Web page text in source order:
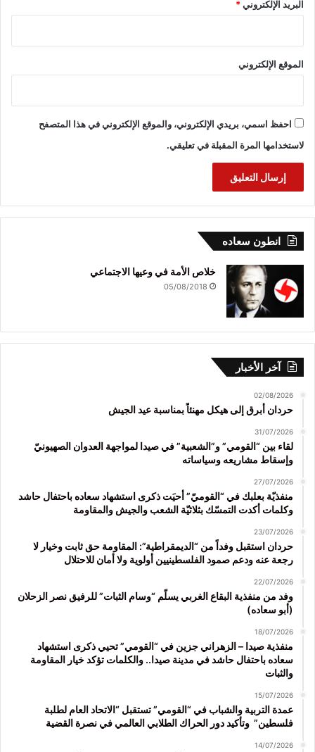
البريد الإلكتروني*
الموقع الإلكتروني
احفظ اسمي، بريدي الإلكتروني، والموقع الإلكتروني في هذا المتصفح
لاستخدامها المرة المقبلة في تعليقي.
انطون سعاده
خلاص الأمة في وعيها الاجتماعي
05/08/2018
آخر الأخبار
02/08/2026
حردان أبرق إلى هيكل مهنئاً بمناسبة عيد الجيش
31/07/2026
لقاء بين “القومي” و”الشعبية” في صيدا لمواجهة العدوان الصهيونيّ
وإسقاط مشاريعه وسياساته
27/07/2026
منفذيّة بعلبك في “القوميّ” أحيَت ذكرى استشهاد سعاده باحتفال حاشد
وكلمات أكدت التمسّك بثلاثيّة الشعب والجيش والمقاومة
23/07/2026
حردان استقبل وفداً من “الديمقراطية”: المقاومة حق ثابت وخيار لا
رجعة عنه ودعم صمود الفلسطينيين أولوية ولا أمان للاحتلال
22/07/2026
وفد من منفذية البقاع الغربي يسلّم “وسام الثبات” للرفيق نصر الزحلان
(أبو سعاده)
18/07/2026
منفذية صيدا – الزهراني جزين في “القومي” تحيي ذكرى استشهاد
سعاده باحتفال حاشد في مدينة صيدا.. والكلمات تؤكد خيار المقاومة
والثبات
15/07/2026
عمدة التربية والشباب في “القومي” تستقبل “الاتحاد العام لطلبة
فلسطين” وتأكيد دور الحراك الطلابي العالمي في نصرة القضية
14/07/2026